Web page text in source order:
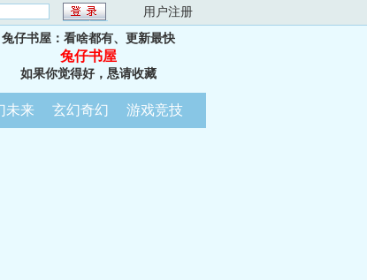
用户注册
兔仔书屋：看啥都有、更新最快
兔仔书屋
如果你觉得好，恳请收藏
未来 玄幻奇幻 游戏竞技